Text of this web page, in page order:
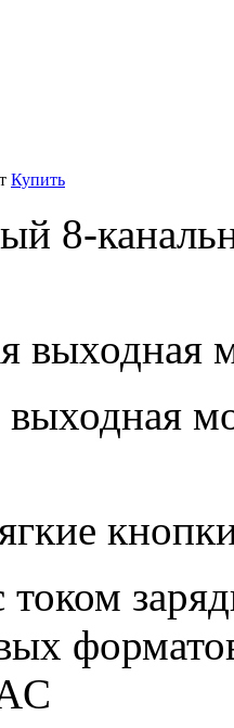
Купить
8-
выходная
выходная
током